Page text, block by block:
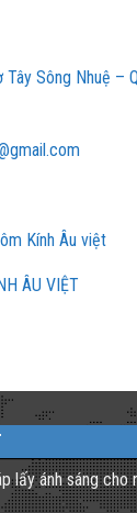
Tây Sông Nhuệ –
Kính Âu việt
ÂU VIỆT
lấy ánh sáng cho